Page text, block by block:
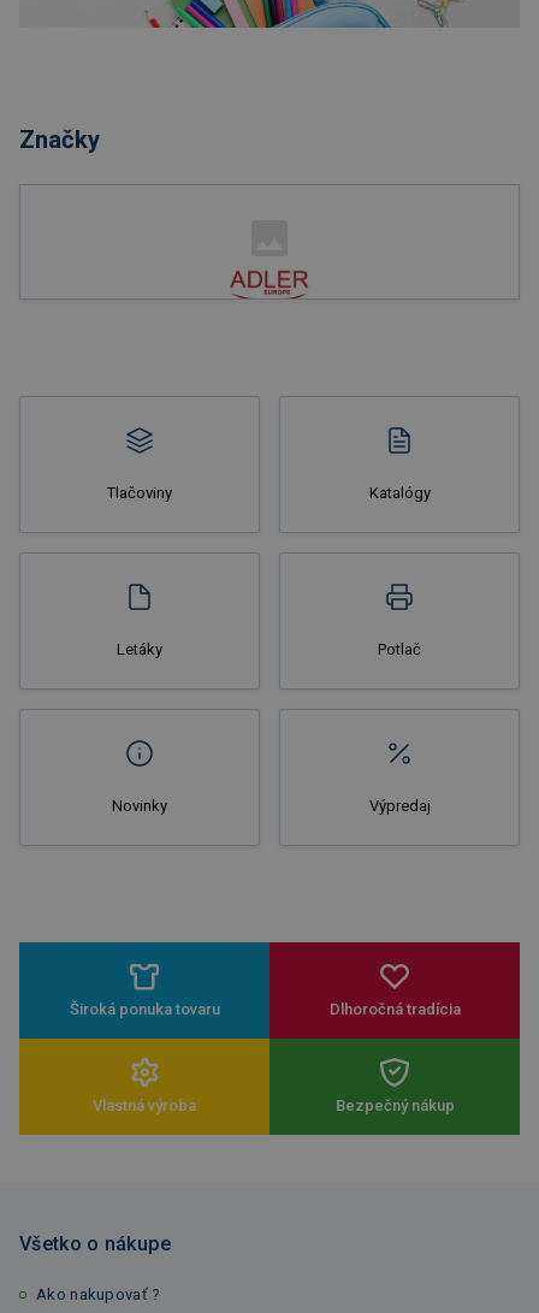
Značky
Tlačoviny Katalógy
Letáky Potlač
Novinky Výpredaj
Široká ponuka tovaru Dlhoročná tradícia
Vlastná výroba Bezpečný nákup
Všetko o nákupe
Ako nakupovať ?